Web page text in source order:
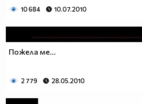
10 684 10.07.2010
Пожела ме...
2 779 28.05.2010